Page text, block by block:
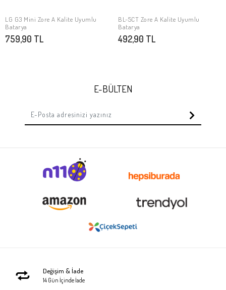
SEPETE EKLE
LG G3 Mini Zore A Kalite Uyumlu
Batarya
759,90 TL
SEPETE EKLE
BL-5CT Zore A Kalite Uyumlu
Batarya
492,90 TL
E-BÜLTEN
Değişim & İade
14 Gün İçinde İade